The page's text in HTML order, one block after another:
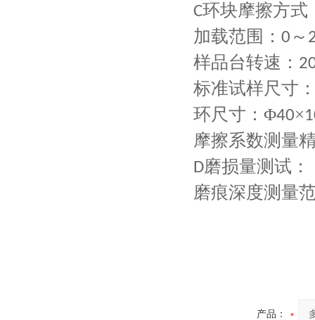
C环块摩擦方式
加载范围： 0 ～
样品台转速：
标准试样尺寸
环尺寸：Φ40×
摩擦系数测量
D磨损量测试：
磨痕深度测量
产品：